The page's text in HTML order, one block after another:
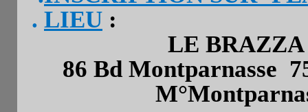
. LIEU :
LE
86 Bd Montparnasse